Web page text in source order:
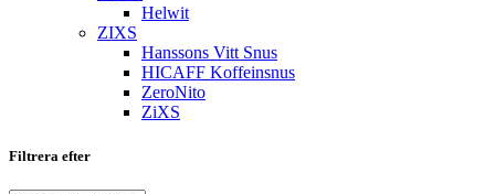
Helwit
ZIXS
Hanssons Vitt Snus
HICAFF Koffeinsnus
ZeroNito
ZiXS
Filtrera efter